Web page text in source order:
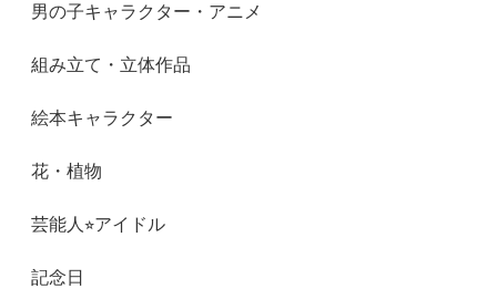
男の子キャラクター・アニメ
組み立て・立体作品
絵本キャラクター
花・植物
芸能人⭐︎アイドル
記念日